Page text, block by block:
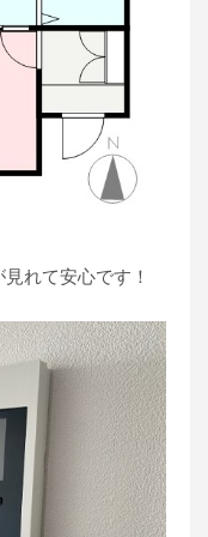
れて安心です！